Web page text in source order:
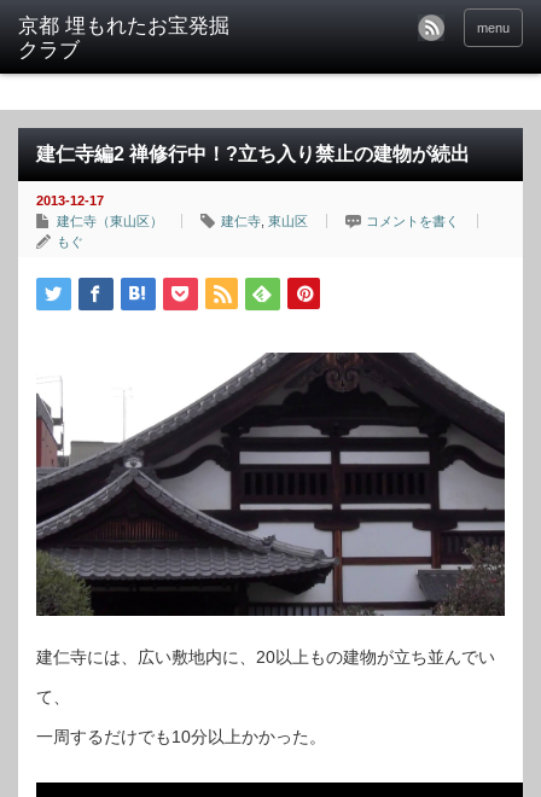
京都 埋もれたお宝発掘
クラブ
menu
建仁寺編2 禅修行中！?立ち入り禁止の建物が続出
2013-12-17
建仁寺（東山区）
建仁寺 東山区
コメントを書く
もぐ
建仁寺には、広い敷地内に、20以上もの建物が立ち並んでい
て、
一周するだけでも10分以上かかった。